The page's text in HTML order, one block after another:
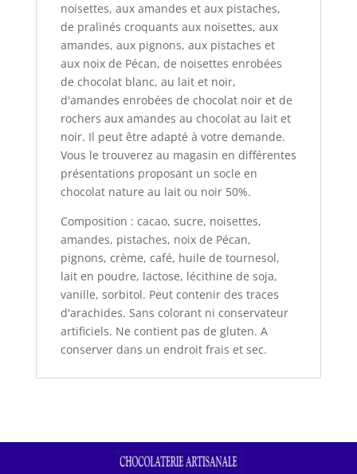
noisettes, aux amandes et aux pistaches,
de pralinés croquants aux noisettes, aux
amandes, aux pignons, aux pistaches et
aux noix de Pécan, de noisettes enrobées
de chocolat blanc, au lait et noir,
d'amandes enrobées de chocolat noir et de
rochers aux amandes au chocolat au lait et
noir. Il peut être adapté à votre demande.
Vous le trouverez au magasin en différentes
présentations proposant un socle en
chocolat nature au lait ou noir 50%.
Composition : cacao, sucre, noisettes,
amandes, pistaches, noix de Pécan,
pignons, crème, café, huile de tournesol,
lait en poudre, lactose, lécithine de soja,
vanille, sorbitol. Peut contenir des traces
d'arachides. Sans colorant ni conservateur
artificiels. Ne contient pas de gluten. A
conserver dans un endroit frais et sec.